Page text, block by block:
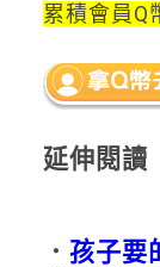
累積會員Q
延伸閱讀
． 孩子要